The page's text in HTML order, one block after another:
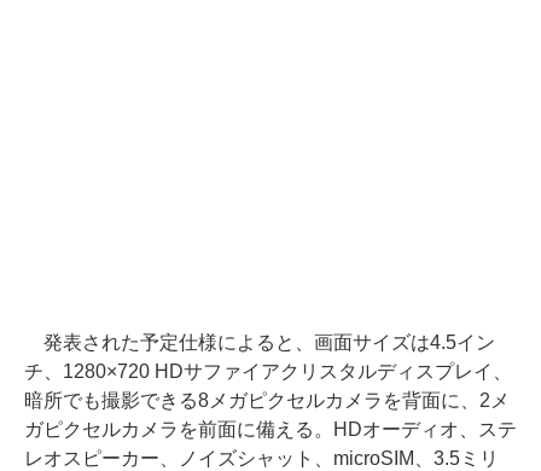
発表された予定仕様によると、画面サイズは4.5イン
チ、1280×720 HDサファイアクリスタルディスプレイ、
暗所でも撮影できる8メガピクセルカメラを背面に、2メ
ガピクセルカメラを前面に備える。HDオーディオ、ステ
レオスピーカー、ノイズシャット、microSIM、3.5ミリ